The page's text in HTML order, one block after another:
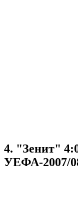
4. "Зенит"
УЕФА-2007/